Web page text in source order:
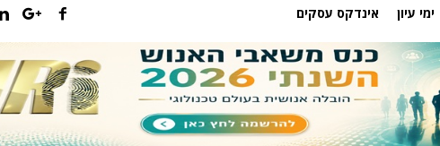
ימי עיון אינדקס עסקים